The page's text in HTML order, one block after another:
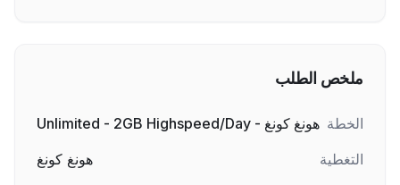
ملخص الطلب
الخطة هونغ كونغ - Unlimited - 2GB Highspeed/Day
التغطية
هونغ كونغ